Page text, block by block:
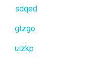
sdqed
gtzgo
uizkp